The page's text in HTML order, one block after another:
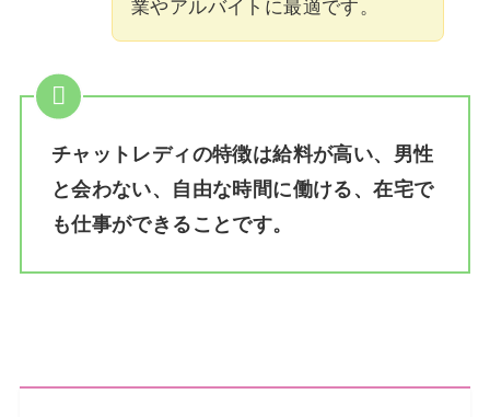
業やアルバイトに最適です。
チャットレディの特徴は給料が高い、男性
と会わない、自由な時間に働ける、在宅で
も仕事ができることです。